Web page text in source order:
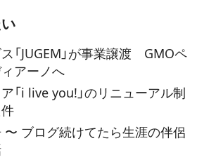
「JUGEM」が事業譲渡 GMOペ
アーノへ
「i live you!」のリニューアル制
〜 ブログ続けてたら生涯の伴侶